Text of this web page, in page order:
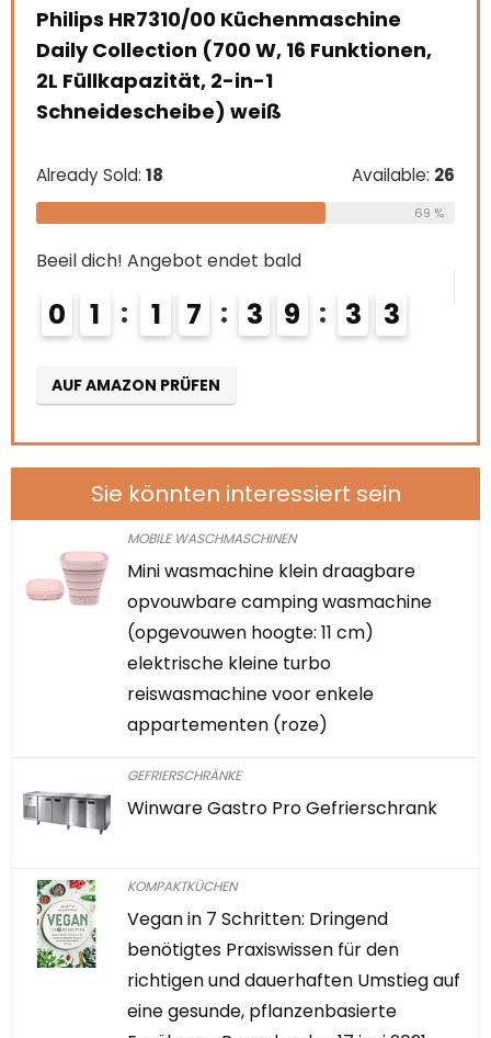
26
Zoll), grau
Already Sold: 21
Beeil dich! Angebot endet bald
0 2 1 7 3 3 2
Sie könnten interessiert sein
MOBILE WASCHMASCHINEN
Mini wasmachine klein draagbare
opvouwbare camping wasmachine
(opgevouwen hoogte: 11 cm)
elektrische kleine turbo
reiswasmachine voor enkele
appartementen (roze)
GEFRIERSCHRÄNKE
Winware Gastro Pro Gefrierschrank
KOMPAKTKÜCHEN
Vegan in 7 Schritten: Dringend
benötigtes Praxiswissen für den
richtigen und dauerhaften Umstieg auf
eine gesunde, pflanzenbasierte